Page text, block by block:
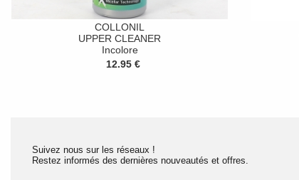
COLLONIL
UPPER CLEANER
Incolore
12.95 €
Suivez nous sur les réseaux !
Restez informés des dernières nouveautés et offres.